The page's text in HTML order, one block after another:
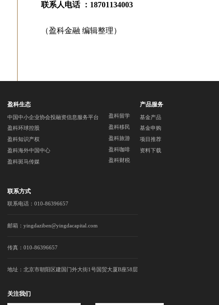
联系人电话 ：18701134003
（盈科金融 编辑整理）
盈科生态
中国中小企业协会投融资信息服务平台
盈科环球控股
盈科知识产权
盈科海外中国中心
盈科斑马传媒
盈科留学
盈科移民
盈科旅游
盈科咖啡
盈科财税
产品服务
基金产品
基金申购
项目推荐
资料下载
联系方式
联系电话：010-86396657
邮箱：yingdaziben@yingdacapital.com
传真：010-86396657
地址：北京市朝阳区建国门外大街1号国贸大厦B座58层
关注我们